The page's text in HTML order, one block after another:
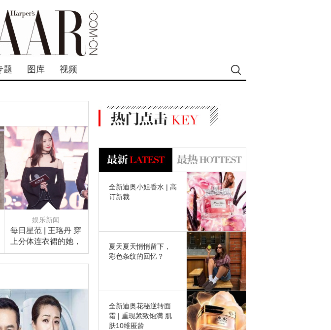
题 图库 视频
娱乐新闻
每日星范 | 王珞丹 穿
上分体连衣裙的她，
美到连刘烨都和她表
白了！
全新迪奥小姐香水 | 高
订新裁
夏天夏天悄悄留下，
彩色条纹的回忆？
全新迪奥花秘逆转面
霜 | 重现紧致饱满 肌
肤10维匿龄